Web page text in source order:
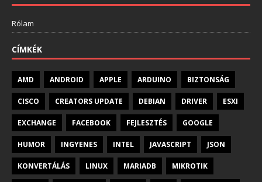
Rólam
CÍMKÉK
AMD ANDROID APPLE ARDUINO BIZTONSÁG
CISCO CREATORS UPDATE DEBIAN DRIVER ESXI
EXCHANGE FACEBOOK FEJLESZTÉS GOOGLE
HUMOR INGYENES INTEL JAVASCRIPT JSON
KONVERTÁLÁS LINUX MARIADB MIKROTIK